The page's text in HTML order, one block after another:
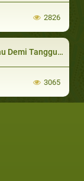
2826
Tanggungjawab
3065